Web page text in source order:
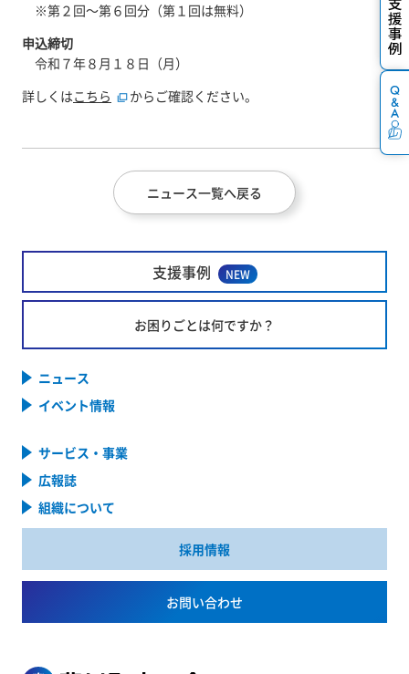
※第２回～第６回分（第１回は無料）
申込締切
令和７年８月１８日（月）
詳しくはこちら からご確認ください。
ニュース一覧へ戻る
支援事例 NEW
お困りごとは何ですか？
ニュース
イベント情報
サービス・事業
広報誌
組織について
採用情報
お問い合わせ